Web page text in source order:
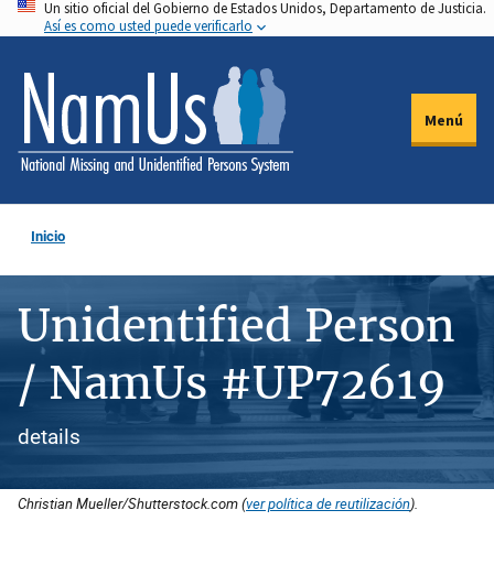
Pasar
al
contenido
principal
Un sitio oficial del Gobierno de Estados Unidos, Departamento de Justicia.
Así es como usted puede verificarlo
Menú
Inicio
Unidentified Person
/ NamUs #UP72619
details
Christian Mueller/Shutterstock.com (ver política de reutilización).